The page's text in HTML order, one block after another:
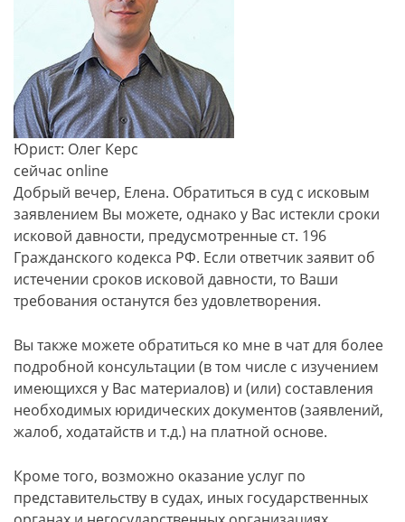
Юрист: Олег Керс
сейчас online
Добрый вечер, Елена. Обратиться в суд с исковым
заявлением Вы можете, однако у Вас истекли сроки
исковой давности, предусмотренные ​ст. 196
Гражданского кодекса РФ. Если ответчик заявит об
истечении сроков исковой давности, то Ваши
требования останутся без удовлетворения.
Вы также можете обратиться ко мне в чат для более
подробной консультации (в том числе с изучением
имеющихся у Вас материалов) и (или) составления
необходимых юридических документов (заявлений,
жалоб, ходатайств и т.д.) на платной основе.
Кроме того, возможно оказание услуг по
представительству в судах, иных государственных